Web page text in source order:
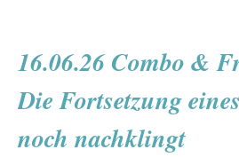
wieder
16.06.26 Combo &
Die Fortsetzung
noch nachklingt